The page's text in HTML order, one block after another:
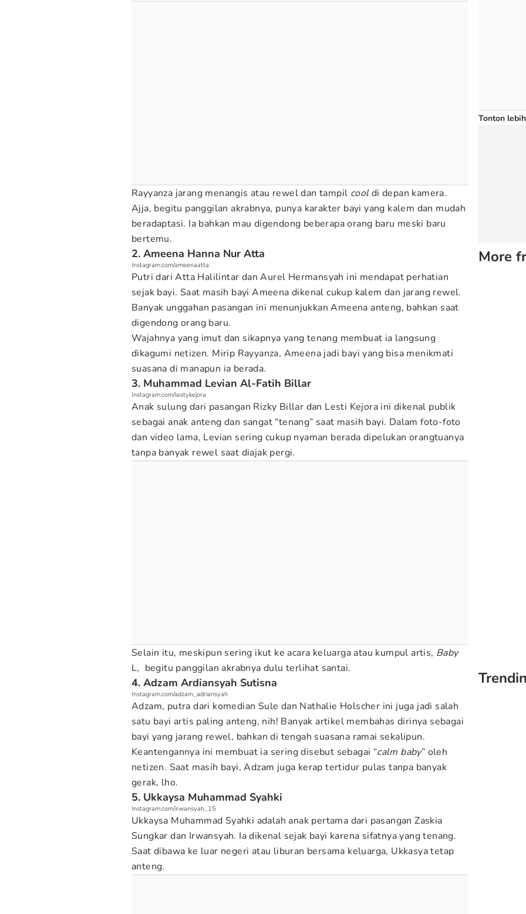
Rayyanza jarang menangis atau rewel dan tampil cooldi depan kamera.
Ajja, begitu panggilan akrabnya, punya karakter bayi yang kalem dan mudah
beradaptasi. Ia bahkan mau digendong beberapa orang baru meski baru
bertemu.
2. Ameena Hanna Nur Atta
Instagram.com/ameenaatta
Putri dari Atta Halilintar dan Aurel Hermansyah ini mendapat perhatian
sejak bayi. Saat masih bayi Ameena dikenal cukup kalem dan jarang rewel.
Banyak unggahan pasangan ini menunjukkan Ameena anteng, bahkan saat
digendong orang baru.
Wajahnya yang imut dan sikapnya yang tenang membuat ia langsung
dikagumi netizen. Mirip Rayyanza, Ameena jadi bayi yang bisa menikmati
suasana di manapun ia berada.
3. Muhammad Levian Al-Fatih Billar
Instagram.com/lestykejora
Anak sulung dari pasangan Rizky Billar dan Lesti Kejora ini dikenal publik
sebagai anak anteng dan sangat “tenang” saat masih bayi. Dalam foto-foto
dan video lama, Levian sering cukup nyaman berada dipelukan orangtuanya
tanpa banyak rewel saat diajak pergi.
Selain itu, meskipun sering ikut ke acara keluarga atau kumpul artis, Baby
L, begitu panggilan akrabnya dulu terlihat santai.
4. Adzam Ardiansyah Sutisna
Instagram.com/adzam_adriansyah
Adzam, putra dari komedian Sule dan Nathalie Holscher ini juga jadi salah
satu bayi artis paling anteng, nih! Banyak artikel membahas dirinya sebagai
bayi yang jarang rewel, bahkan di tengah suasana ramai sekalipun.
Keantengannya ini membuat ia sering disebut sebagai “calm baby” oleh
netizen. Saat masih bayi, Adzam juga kerap tertidur pulas tanpa banyak
gerak, lho.
5. Ukkaysa Muhammad Syahki
Instagram.com/irwansyah_15
Ukkaysa Muhammad Syahki adalah anak pertama dari pasangan Zaskia
Sungkar dan Irwansyah. Ia dikenal sejak bayi karena sifatnya yang tenang.
Saat dibawa ke luar negeri atau liburan bersama keluarga, Ukkasya tetap
anteng.
Tonton
More